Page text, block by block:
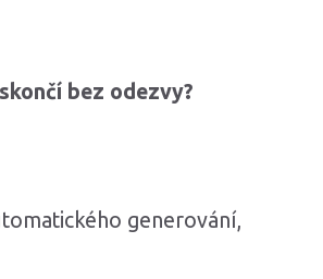
bez odezvy?
generování,